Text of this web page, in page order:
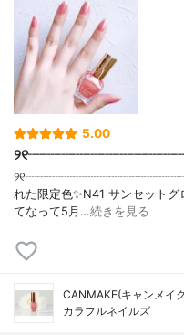
5.00
れた限定色✨N41 サンセット
てなって5月…続きを見る
CANMAKE(キャンメイ
カラフルネイルズ